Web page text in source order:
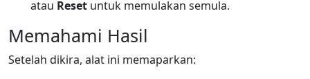
atau Reset untuk memulakan semula.
Memahami Hasil
Setelah dikira, alat ini memaparkan: